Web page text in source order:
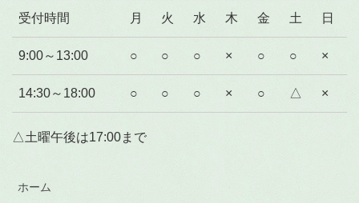
受付時間 月 火 水 木 金 土 日
9:00～13:00 ○ ○ ○ × ○ ○ ×
14:30～18:00 ○ ○ ○ × ○ △ ×
△土曜午後は17:00まで
ホーム